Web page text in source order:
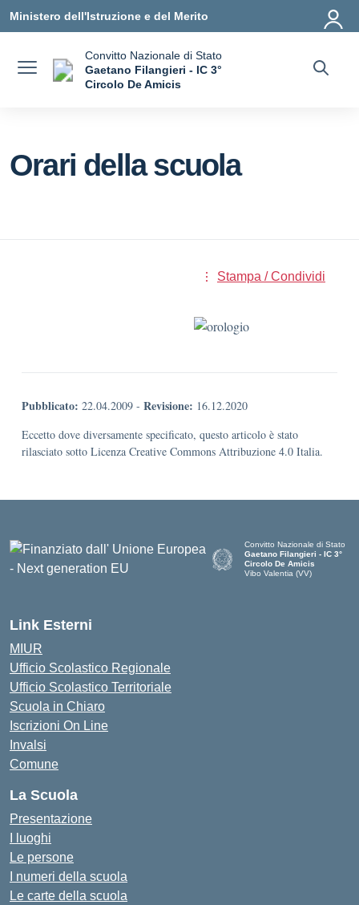
Ministero dell'Istruzione e del Merito
Convitto Nazionale di Stato
Gaetano Filangieri - IC 3°
Circolo De Amicis
Orari della scuola
Stampa / Condividi
Pubblicato: 22.04.2009 - Revisione: 16.12.2020
Eccetto dove diversamente specificato, questo articolo è stato
rilasciato sotto Licenza Creative Commons Attribuzione 4.0 Italia.
Convitto Nazionale di Stato
Gaetano Filangieri - IC 3°
Circolo De Amicis
Vibo Valentia (VV)
Link Esterni
MIUR
Ufficio Scolastico Regionale
Ufficio Scolastico Territoriale
Scuola in Chiaro
Iscrizioni On Line
Invalsi
Comune
La Scuola
Presentazione
I luoghi
Le persone
I numeri della scuola
Le carte della scuola